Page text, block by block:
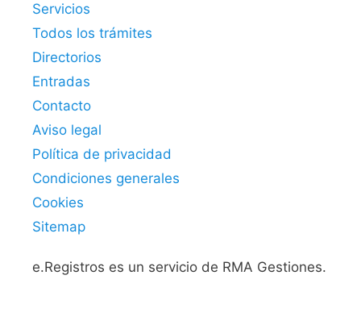
Servicios
Todos los trámites
Directorios
Entradas
Contacto
Aviso legal
Política de privacidad
Condiciones generales
Cookies
Sitemap
e.Registros es un servicio de RMA Gestiones.